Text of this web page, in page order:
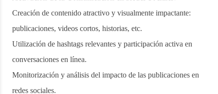
Creación de contenido atractivo y visualmente impactante:
publicaciones, videos cortos, historias, etc.
Utilización de hashtags relevantes y participación activa en
conversaciones en línea.
Monitorización y análisis del impacto de las publicaciones en
redes sociales.